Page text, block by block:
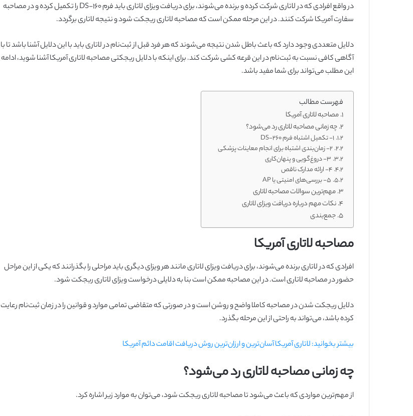
در واقع افرادی که در لاتاری شرکت کرده و برنده می‌شوند، برای دریافت ویزای لاتاری باید فرم DS-160 را تکمیل کرده و در مصاحبه
سفارت آمریکا شرکت کنند. در این مرحله ممکن است که مصاحبه لاتاری ریجکت شود و نتیجه لاتاری برگردد.
دلایل متعددی وجود دارد که باعث باطل شدن نتیجه می‌شوند که هر فرد قبل از ثبت‌نام در لاتاری باید با این دلایل آشنا باشد تا با
آگاهی کافی نسبت به ثبت‌نام در این قرعه کشی شرکت کند. برای اینکه با دلایل ریجکتی مصاحبه لاتاری آمریکا آشنا شوید، ادامه
این مطلب می‌تواند برای شما مفید باشد.
فهرست مطالب
مصاحبه لاتاری آمریکا
چه زمانی مصاحبه لاتاری رد می‌شود؟
1- تکمیل اشتباه فرم DS-260
۲- زمان‌بندی اشتباه برای انجام معاینات پزشکی
۳- دروغ‌گویی و پنهان‌کاری
۴- ارائه مدارک ناقص
5- بررسی‌های امنیتی یا AP
مهم‌ترین سوالات مصاحبه لاتاری
نکات مهم درباره دریافت ویزای لاتاری
جمع‌بندی
مصاحبه لاتاری آمریکا
افرادی که در لاتاری برنده می‌شوند، برای دریافت ویزای لاتاری مانند هر ویزای دیگری باید مراحلی را بگذرانند که یکی از این مراحل
حضور در مصاحبه لاتاری است. در این مصاحبه ممکن است بنا به دلایلی درخواست ویزای لاتاری ریجکت شود.
دلایل ریجکت شدن در مصاحبه کاملا واضح و روشن است و در صورتی که متقاضی تمامی موارد و قوانین را در زمان ثبت‌نام رعایت
کرده باشد، می‌تواند به راحتی از این مرحله بگذرد.
بیشتر بخوانید: لاتاری آمریکا آسان‌ترین و ارزان‌ترین روش دریافت اقامت دائم آمریکا
چه زمانی مصاحبه لاتاری رد می‌شود؟
از مهم‌ترین مواردی که باعث می‌شود تا مصاحبه لاتاری ریجکت شود، می‌توان به موارد زیر اشاره کرد.